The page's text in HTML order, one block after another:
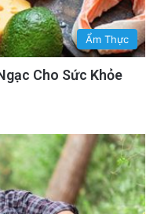
Ẩm Thực
Cho Sức Khỏe